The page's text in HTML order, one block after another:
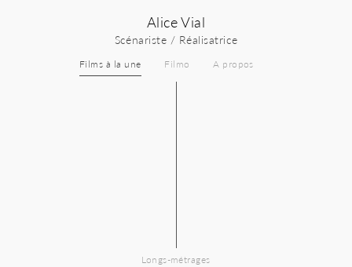
Alice Vial
Scénariste / Réalisatrice
Films à la une Filmo A propos
Longs-métrages